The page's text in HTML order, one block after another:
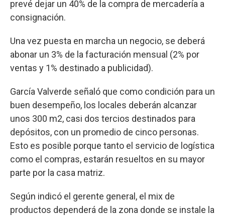
prevé dejar un 40% de la compra de mercadería a
consignación.
Una vez puesta en marcha un negocio, se deberá
abonar un 3% de la facturación mensual (2% por
ventas y 1% destinado a publicidad).
García Valverde señaló que como condición para un
buen desempeño, los locales deberán alcanzar
unos 300 m2, casi dos tercios destinados para
depósitos, con un promedio de cinco personas.
Esto es posible porque tanto el servicio de logística
como el compras, estarán resueltos en su mayor
parte por la casa matriz.
Según indicó el gerente general, el mix de
productos dependerá de la zona donde se instale la